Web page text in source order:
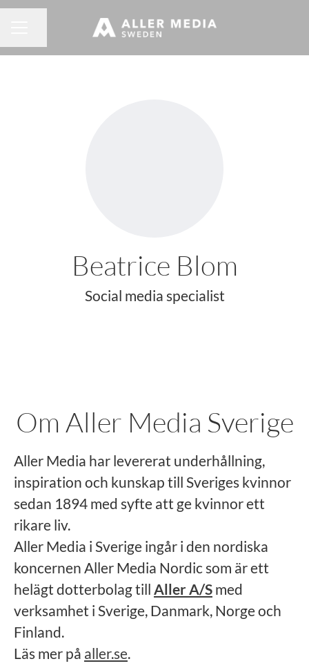
Beatrice Blom
Social media specialist
Om Aller Media Sverige
Aller Media har levererat underhållning,
inspiration och kunskap till Sveriges kvinnor
sedan 1894 med syfte att ge kvinnor ett
rikare liv.
Aller Media i Sverige ingår i den nordiska
koncernen Aller Media Nordic som är ett
helägt dotterbolag till Aller A/S med
verksamhet i Sverige, Danmark, Norge och
Finland.
Läs mer på aller.se.